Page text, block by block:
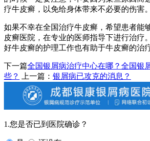
疗牛皮癣，以免给身体带来不必要的伤害。
如果不幸在全国治疗牛皮癣，希望患者能
皮癣医院，在专业的医师指导下进行治疗
好牛皮癣的护理工作也有助于牛皮癣的治疗
下一篇全国银屑病治疗中心在哪？全国银
些？
上一篇： 银屑病已攻克的消息？
1.您是否已到医院确诊？